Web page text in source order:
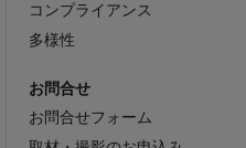
コンプライアンス
多様性
お問合せ
お問合せフォーム